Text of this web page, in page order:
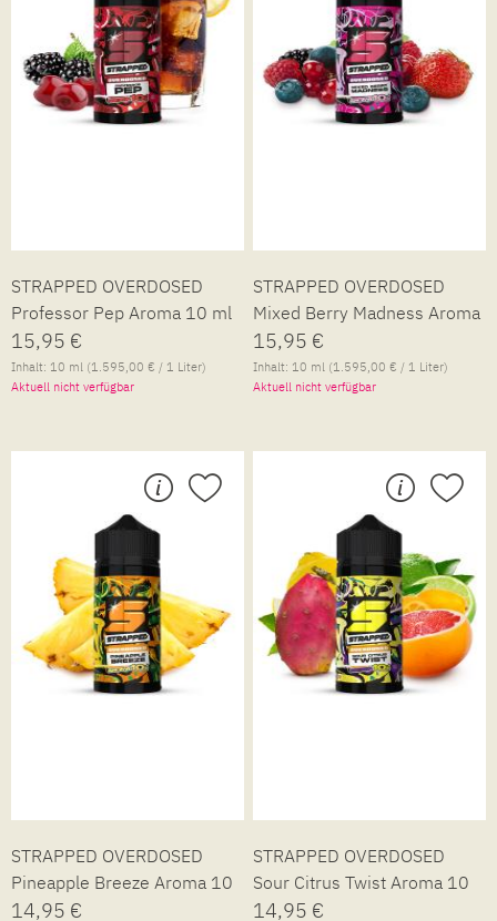
STRAPPED OVERDOSED
Professor Pep Aroma 10 ml
15,95 €
Inhalt: 10 ml (1.595,00 € / 1 Liter)
Aktuell nicht verfügbar
STRAPPED OVERDOSED
Mixed Berry Madness Aroma
10 ml
15,95 €
Inhalt: 10 ml (1.595,00 € / 1 Liter)
Aktuell nicht verfügbar
STRAPPED OVERDOSED
Pineapple Breeze Aroma 10
ml
14,95 €
STRAPPED OVERDOSED
Sour Citrus Twist Aroma 10
ml
14,95 €